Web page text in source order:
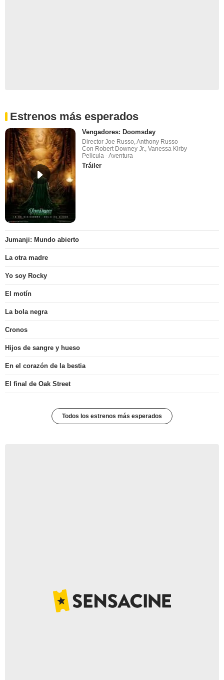
Estrenos más esperados
Vengadores: Doomsday
Director Joe Russo, Anthony Russo
Con Robert Downey Jr., Vanessa Kirby
Película - Aventura
Tráiler
Jumanji: Mundo abierto
La otra madre
Yo soy Rocky
El motín
La bola negra
Cronos
Hijos de sangre y hueso
En el corazón de la bestia
El final de Oak Street
Todos los estrenos más esperados